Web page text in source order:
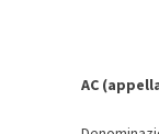
AC